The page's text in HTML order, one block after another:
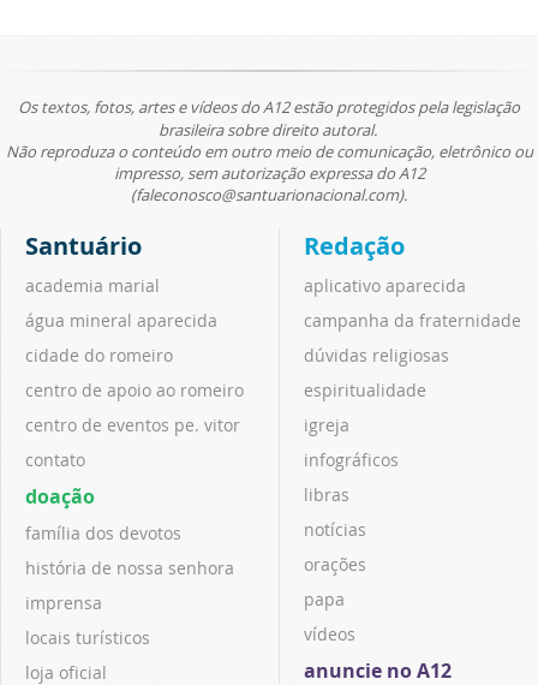
Os textos, fotos, artes e vídeos do A12 estão protegidos pela legislação
brasileira sobre direito autoral.
Não reproduza o conteúdo em outro meio de comunicação, eletrônico ou
impresso, sem autorização expressa do A12
(faleconosco@santuarionacional.com).
Santuário
academia marial
água mineral aparecida
cidade do romeiro
centro de apoio ao romeiro
centro de eventos pe. vitor
contato
doação
família dos devotos
história de nossa senhora
imprensa
locais turísticos
loja oficial
Redação
aplicativo aparecida
campanha da fraternidade
dúvidas religiosas
espiritualidade
igreja
infográficos
libras
notícias
orações
papa
vídeos
anuncie no A12